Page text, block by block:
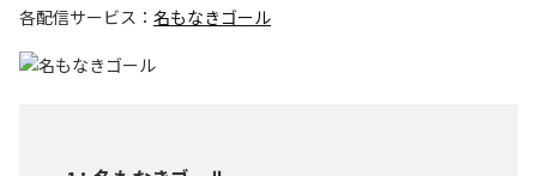
各配信サービス： 名もなきゴール